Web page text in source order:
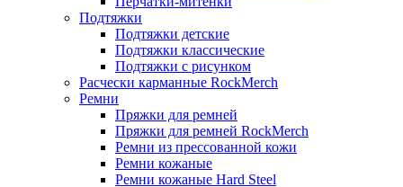
Подтяжки
Подтяжки детские
Подтяжки классические
Подтяжки с рисунком
Расчески карманные RockMerch
Ремни
Пряжки для ремней
Пряжки для ремней RockMerch
Ремни из прессованной кожи
Ремни кожаные
Ремни кожаные Hard Steel